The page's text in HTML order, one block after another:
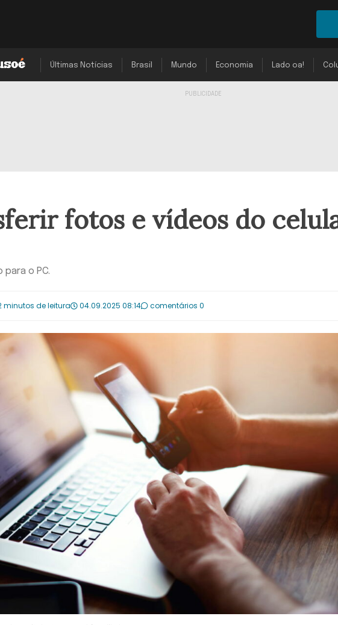
Últimas Notícias Brasil Mundo Economia Lado oa!
fotos e vídeos do
o PC.
minutos de leitura 04.09.2025 08:14 comentários 0